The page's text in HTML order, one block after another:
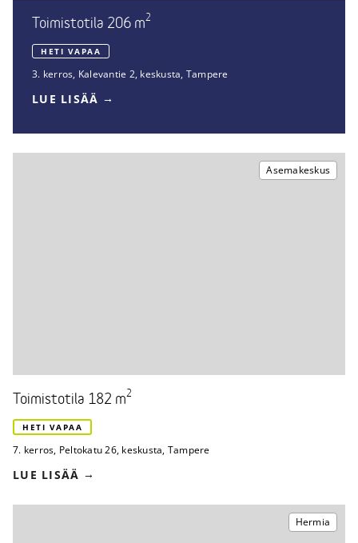
Toimistotila 206 m2
HETI VAPAA
3. kerros, Kalevantie 2, keskusta, Tampere
LUE LISÄÄ
Asemakeskus
Toimistotila 182 m2
HETI VAPAA
7. kerros, Peltokatu 26, keskusta, Tampere
LUE LISÄÄ
Hermia